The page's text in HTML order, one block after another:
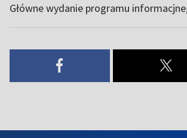
Główne wydanie programu